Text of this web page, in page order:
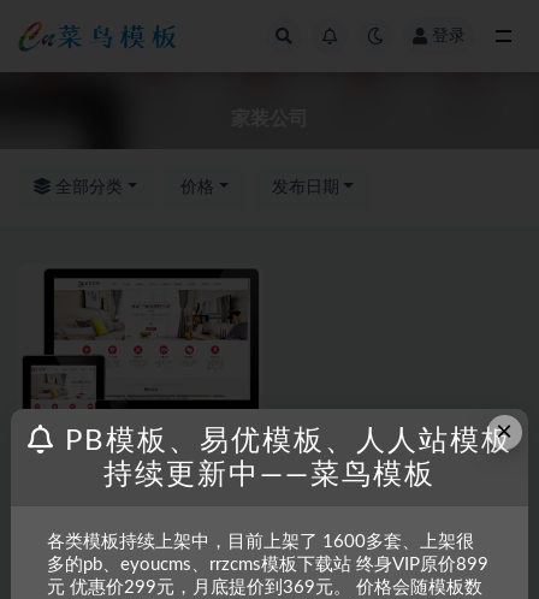
登录
全部分类 价格 发布日期
RRZCMS模板
(带手机版)
5 年前 56 29.9
×
PB模板、易优模板、人人站模板
持续更新中——菜鸟模板
各类模板持续上架中，目前上架了 1600多套、上架很
多的pb、eyoucms、rrzcms模板下载站 终身VIP原价899
元 优惠价299元，月底提价到369元。 价格会随模板数